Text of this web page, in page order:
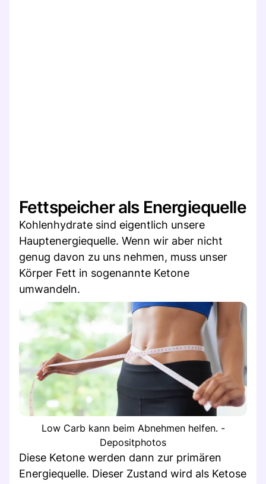
Fettspeicher als Energiequelle
Kohlenhydrate sind eigentlich unsere
Hauptenergiequelle. Wenn wir aber nicht
genug davon zu uns nehmen, muss unser
Körper Fett in sogenannte Ketone
umwandeln.
Low Carb kann beim Abnehmen helfen. -
Depositphotos
Diese Ketone werden dann zur primären
Energiequelle. Dieser Zustand wird als Ketose